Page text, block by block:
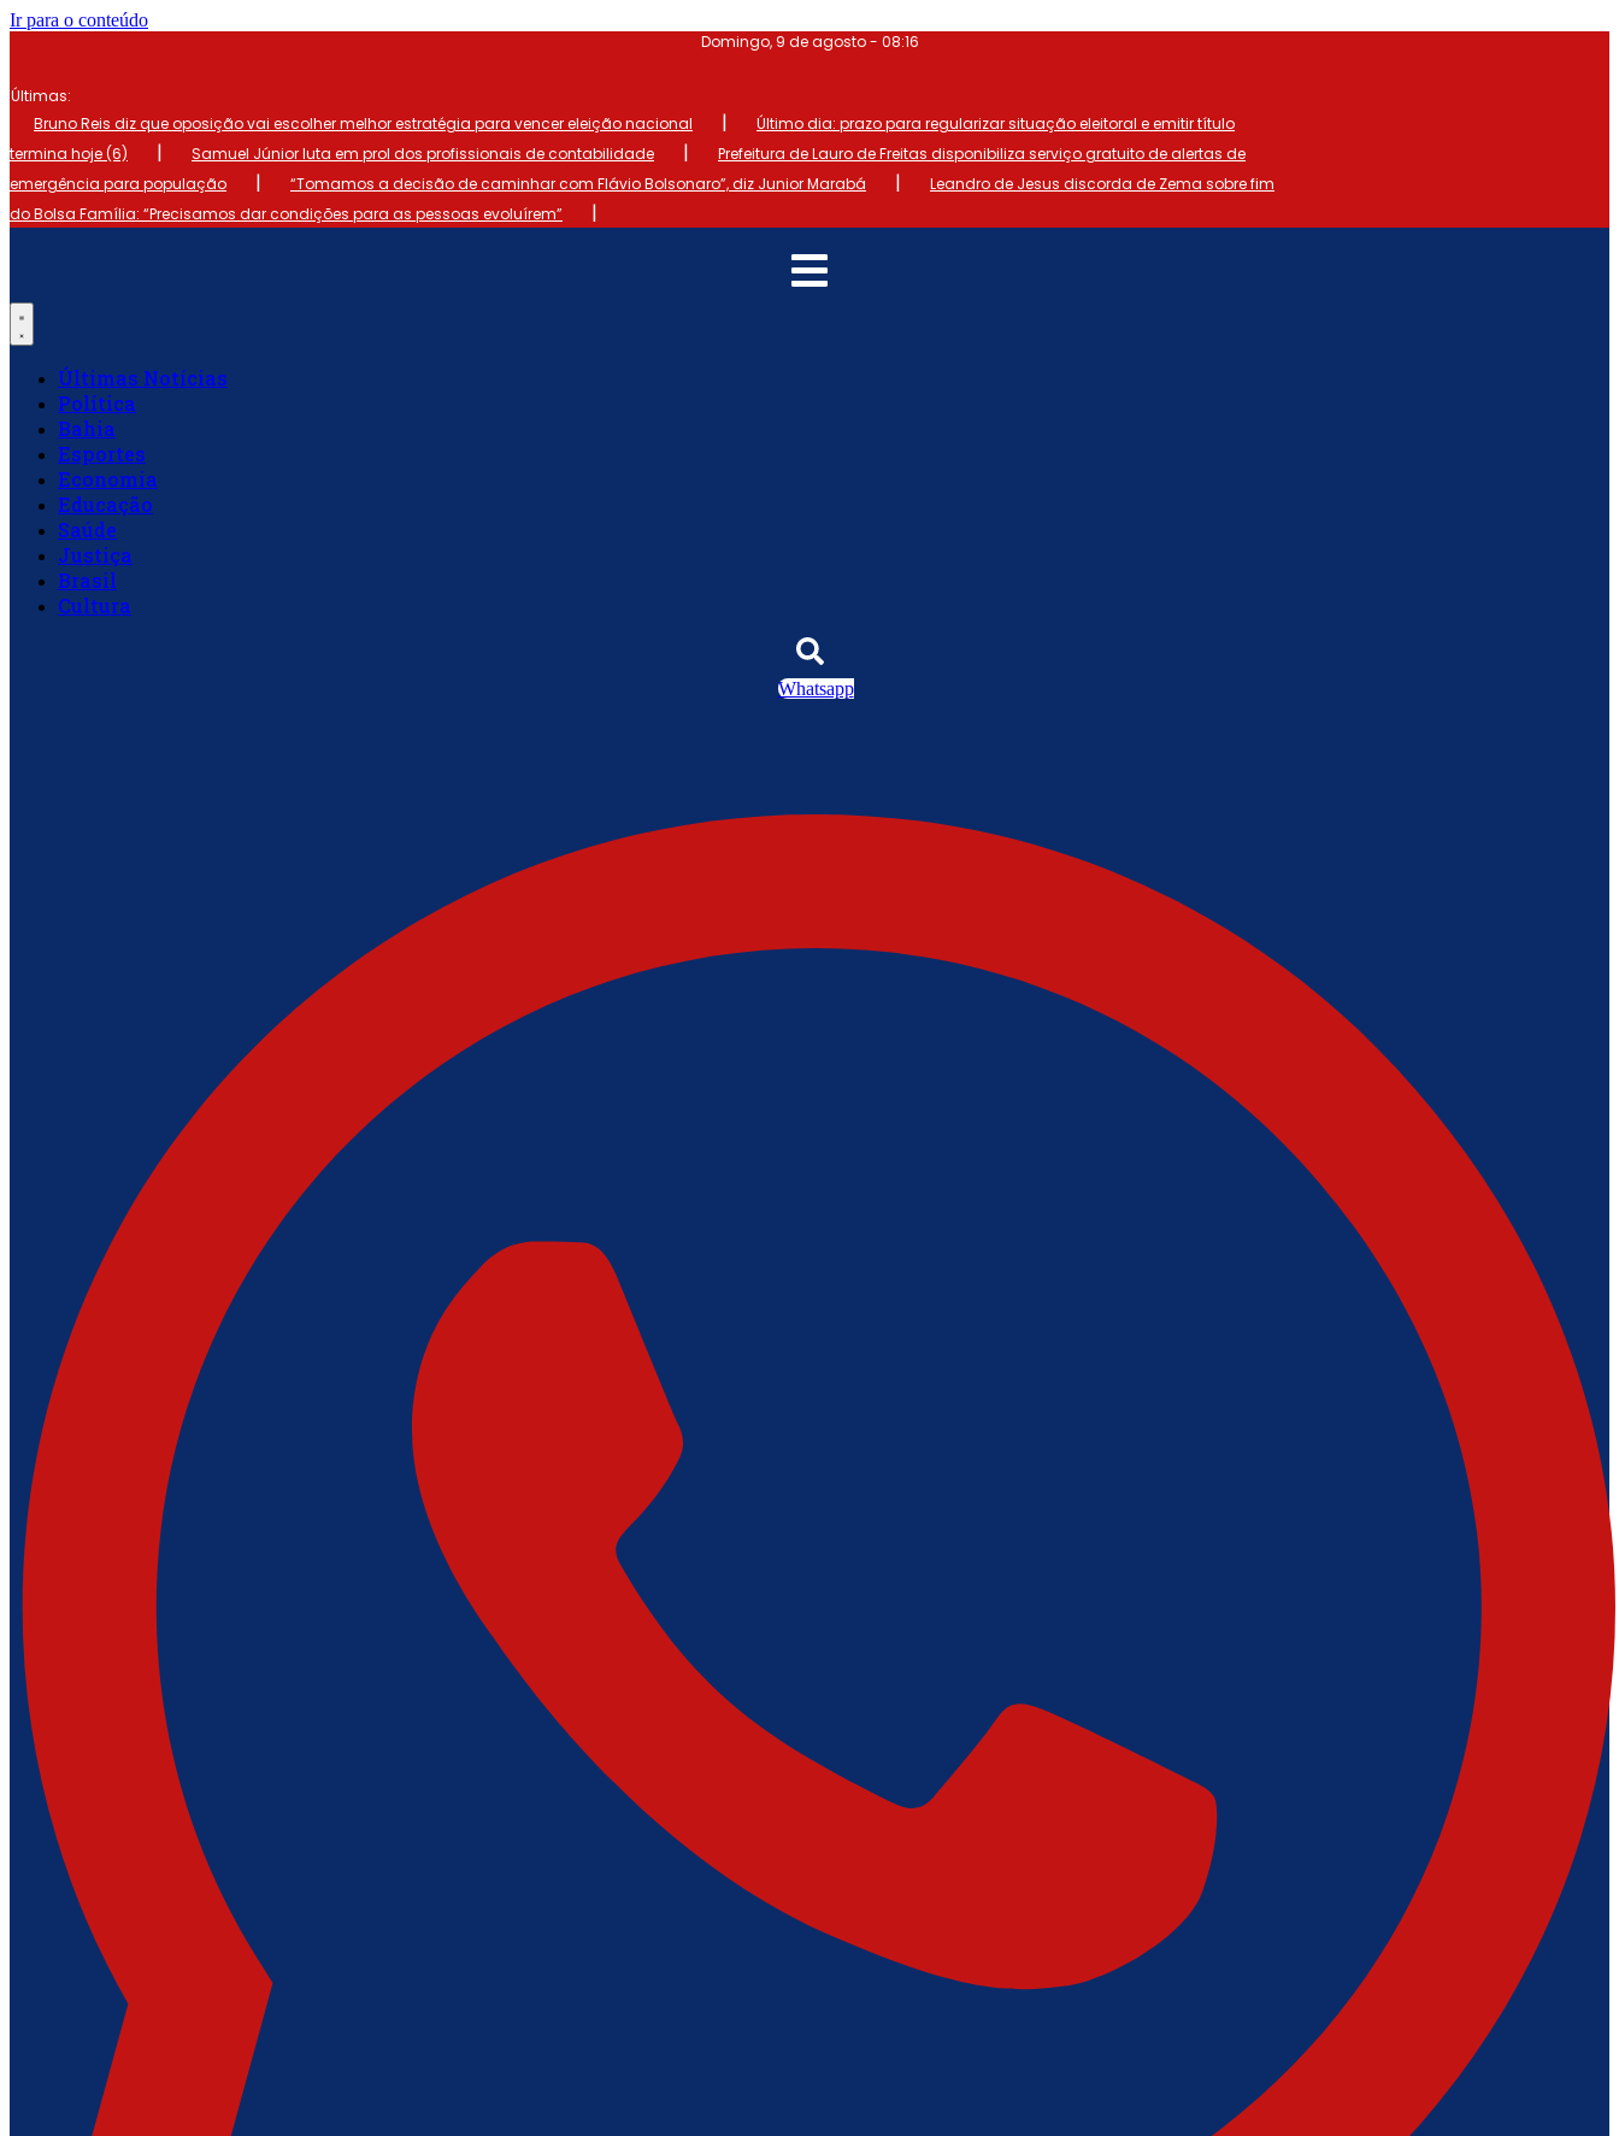
Ir para o conteúdo
Domingo, 9 de agosto - 08:16
Últimas:
Bruno Reis diz que oposição vai escolher melhor estratégia para vencer eleição nacional
|
Último dia: prazo para regularizar situação eleitoral e emitir título
termina hoje (6)
| Samuel Júnior luta em prol dos profissionais de contabilidade |
Prefeitura de Lauro de Freitas disponibiliza serviço gratuito de alertas de
emergência para população
| “Tomamos a decisão de caminhar com Flávio Bolsonaro”, diz Junior Marabá |
Leandro de Jesus discorda de Zema sobre fim
do Bolsa Família: “Precisamos dar condições para as pessoas evoluírem”
|
Últimas Notícias
Política
Bahia
Esportes
Economia
Educação
Saúde
Justiça
Brasil
Cultura
Whatsapp